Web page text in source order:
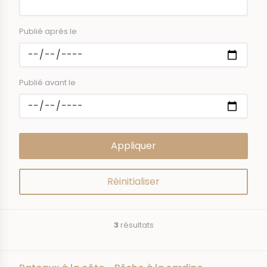
Publié après le
Publié avant le
3 résultats